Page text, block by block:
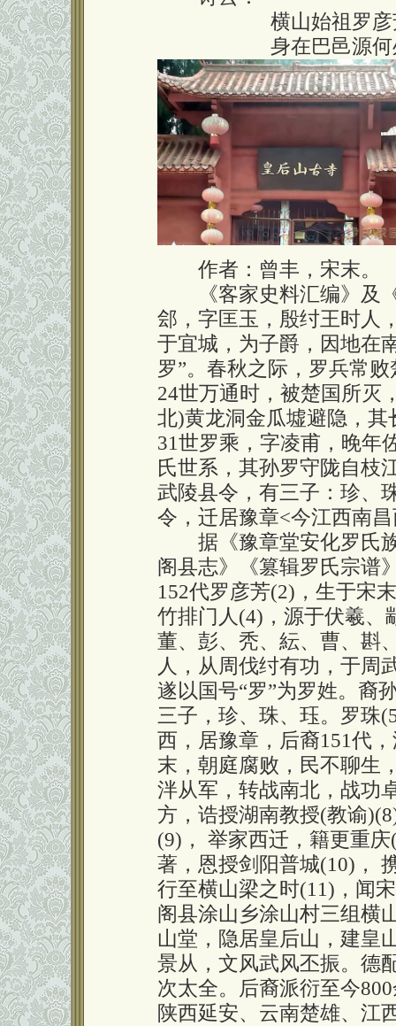
横山始祖罗
身在巴邑源
作者：曾丰，宋末。
《客家史料汇编》及《
郐，字匡玉，殷纣王时人
于宜城，为子爵，因地在
罗”。春秋之际，罗兵常
24世万通时，被楚国所灭
北)黄龙洞金瓜墟避隐，
31世罗乘，字凌甫，晚年
氏世系，其孙罗守陇自枝
武陵县令，有三子：珍、
令，迁居豫章<今江西南
据《豫章堂安化罗氏族
阁县志》《篡辑罗氏宗谱
152代罗彦芳(2)，生于宋
竹排门人(4)，源于伏羲、
董、彭、秃、紜、曹、斟
人，从周伐纣有功，于周
遂以国号“罗”为罗姓。裔
三子，珍、珠、珏。罗珠
西，居豫章，后裔151代
末，朝庭腐败，民不聊生
泮从军，转战南北，战功
方，诰授湖南教授(教谕
(9)， 举家西迁，籍更重
著，恩授剑阳普城(10)，
行至横山梁之时(11)，闻
阁县涂山乡涂山村三组横
山堂，隐居皇后山，建皇
景从，文风武风丕振。德
次太全。后裔派衍至今
陕西延安、云南楚雄、江